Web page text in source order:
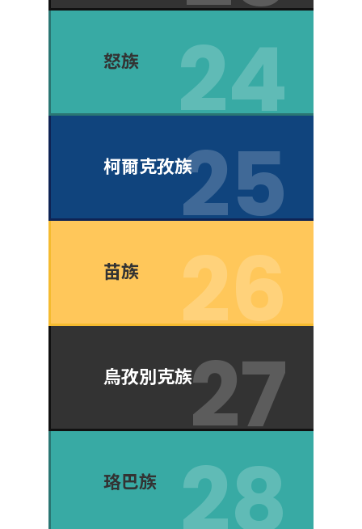
怒族
柯爾克孜族
苗族
烏孜別克族
珞巴族